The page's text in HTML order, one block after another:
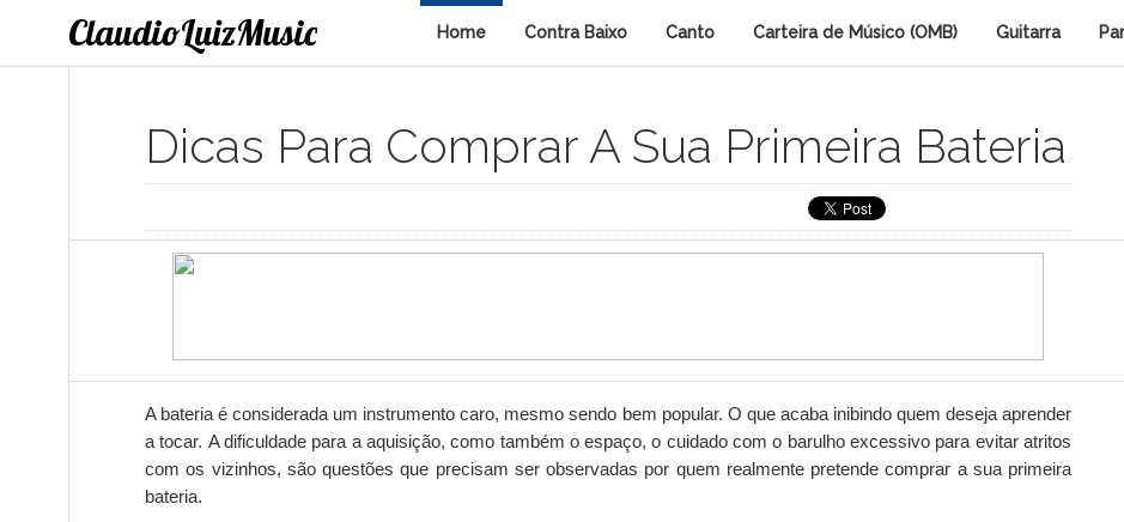
ClaudioLuizMusic Home Contra Baixo Canto Carteira de Músico (OMB) Guitarra
Dicas Para Comprar A Sua Primeira Bateria
A bateria é considerada um instrumento caro, mesmo sendo bem popular. O que acaba inibindo quem deseja aprender
a tocar. A dificuldade para a aquisição, como também o espaço, o cuidado com o barulho excessivo para evitar atritos
com os vizinhos, são questões que precisam ser observadas por quem realmente pretende comprar a sua primeira
bateria.